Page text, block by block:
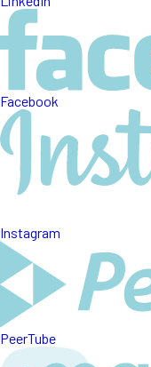
Facebook
Instagram
PeerTube